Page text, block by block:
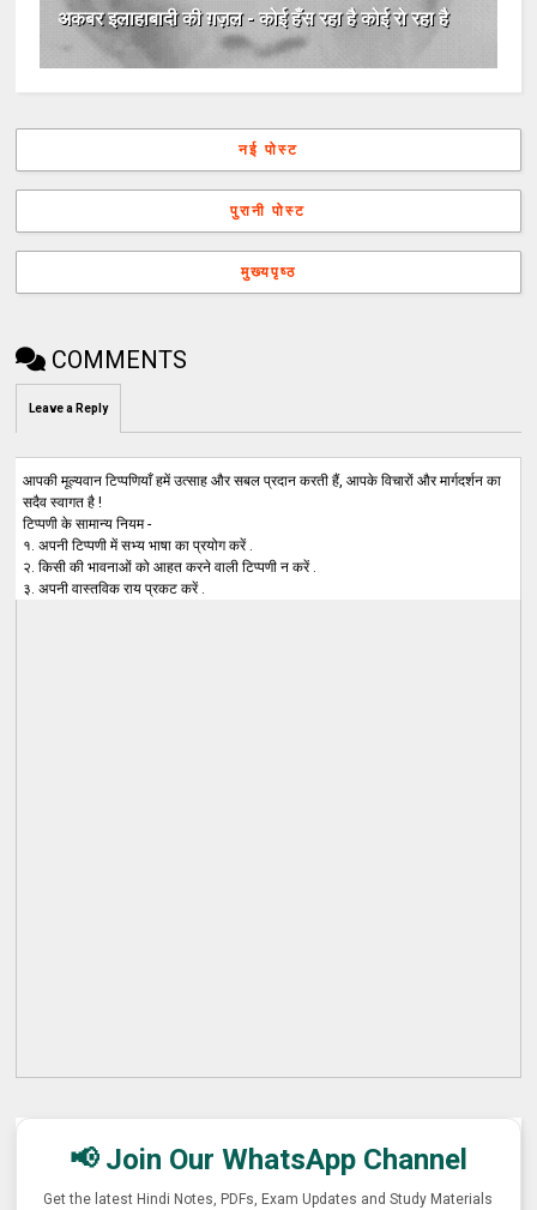
अकबर इलाहाबादी की ग़ज़ल - कोई हँस रहा है कोई रो रहा है
नई पोस्ट
पुरानी पोस्ट
मुख्यपृष्ठ
COMMENTS
Leave a Reply
आपकी मूल्यवान टिप्पणियाँ हमें उत्साह और सबल प्रदान करती हैं, आपके विचारों और मार्गदर्शन का
सदैव स्वागत है !
टिप्पणी के सामान्य नियम -
१. अपनी टिप्पणी में सभ्य भाषा का प्रयोग करें .
२. किसी की भावनाओं को आहत करने वाली टिप्पणी न करें .
३. अपनी वास्तविक राय प्रकट करें .
📢 Join Our WhatsApp Channel
Get the latest Hindi Notes, PDFs, Exam Updates and Study Materials